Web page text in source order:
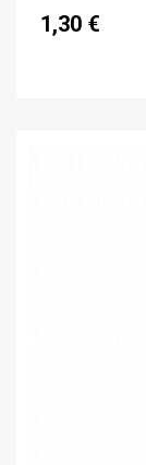
1,30 €